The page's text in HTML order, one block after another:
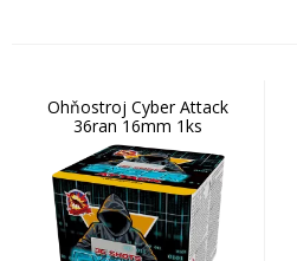
Ohňostroj Cyber Attack
36ran 16mm 1ks